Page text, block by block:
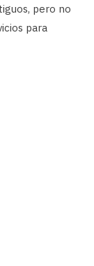
pero no
para